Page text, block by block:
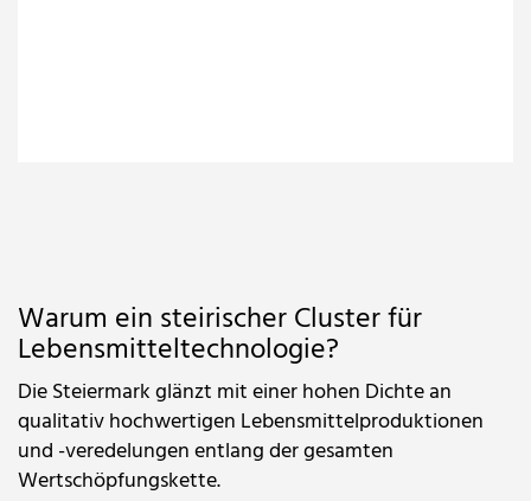
Warum ein steirischer Cluster für
Lebensmitteltechnologie?
Die Steiermark glänzt mit einer hohen Dichte an
qualitativ hochwertigen Lebensmittelproduktionen
und -veredelungen entlang der gesamten
Wertschöpfungskette.